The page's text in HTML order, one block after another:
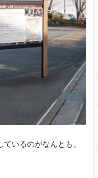
いるのがなんとも。